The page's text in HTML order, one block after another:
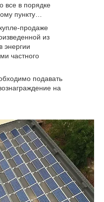
все в порядке
пункту…
продаже
из
энергии
частного
подавать
на